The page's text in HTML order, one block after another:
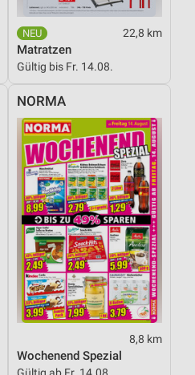
22,8 km
Matratzen
Gültig bis Fr. 14.08.
NORMA
8,8 km
Wochenend Spezial